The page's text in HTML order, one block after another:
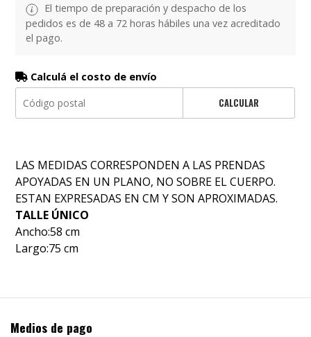
El tiempo de preparación y despacho de los
pedidos es de 48 a 72 horas hábiles una vez acreditado
el pago.
Calculá el costo de envío
CALCULAR
LAS MEDIDAS CORRESPONDEN A LAS PRENDAS
APOYADAS EN UN PLANO, NO SOBRE EL CUERPO.
ESTAN EXPRESADAS EN CM Y SON APROXIMADAS.
TALLE ÚNICO
Ancho:58 cm
Largo:75 cm
Medios de pago